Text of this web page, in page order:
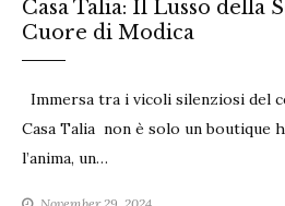
Casa Talia: Il Lusso della
Cuore di Modica
Immersa tra i vicoli silenziosi del
Casa Talia non è solo un boutique
l’anima, un…